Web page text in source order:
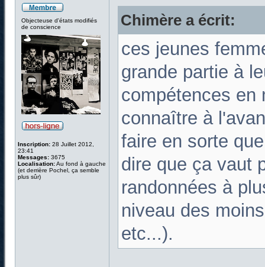
Objecteuse d'états modifiés
de conscience
Inscription: 28 Juillet 2012,
23:41
Messages: 3675
Localisation:Au fond à gauche
(et derrière Pochel, ça semble
plus sûr)
Chimère a écrit:
ces jeunes
grande partie à
compétences en
connaître à
faire en sorte
dire que ça vaut
randonnées à
niveau des
etc...).